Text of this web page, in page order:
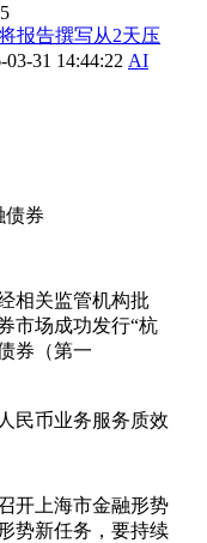
报告撰写从2天压
03-31 14:44:22 AI
债券
相关监管机构批
市场成功发行“杭
券（第一
民币业务服务质效
开上海市金融形势
势新任务，要持续